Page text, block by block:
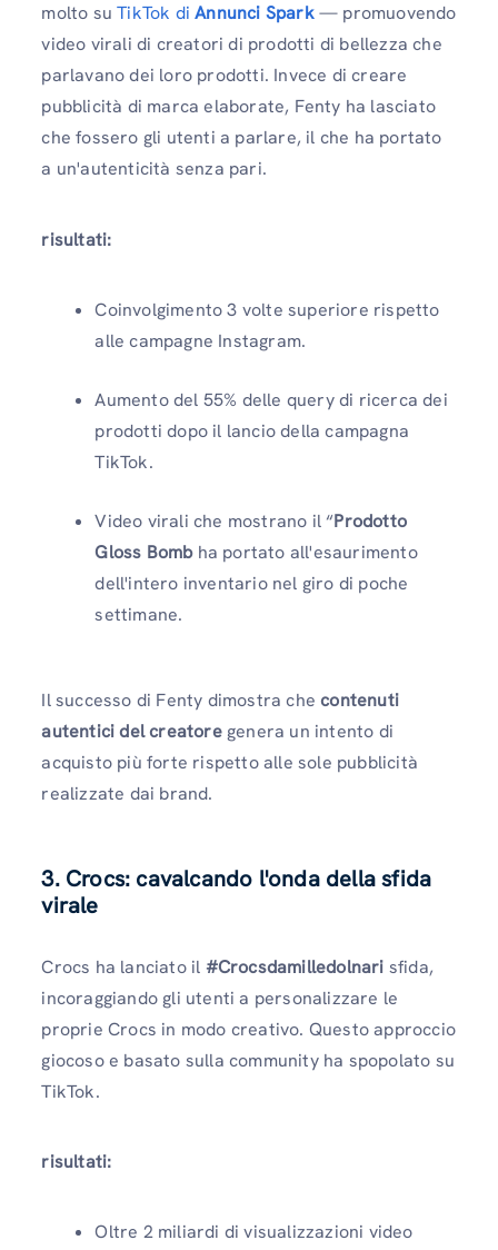
molto suTikTok diAnnunci Spark— promuovendo
video virali di creatori di prodotti di bellezza che
parlavano dei loro prodotti. Invece di creare
pubblicità di marca elaborate, Fenty ha lasciato
che fossero gli utenti a parlare, il che ha portato
a un'autenticità senza pari.
risultati:
Coinvolgimento 3 volte superiore rispetto
alle campagne Instagram.
Aumento del 55% delle query di ricerca dei
prodotti dopo il lancio della campagna
TikTok.
Video virali che mostrano il “Prodotto
Gloss Bombha portato all'esaurimento
dell'intero inventario nel giro di poche
settimane.
Il successo di Fenty dimostra checontenuti
autentici del creatoregenera un intento di
acquisto più forte rispetto alle sole pubblicità
realizzate dai brand.
3. Crocs: cavalcando l'onda della sfida
virale
Crocs ha lanciato il #Crocsdamilledolnari sfida,
incoraggiando gli utenti a personalizzare le
proprie Crocs in modo creativo. Questo approccio
giocoso e basato sulla community ha spopolato su
TikTok.
risultati:
Oltre 2 miliardi di visualizzazioni video